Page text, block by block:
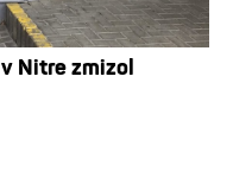
Nitre zmizol